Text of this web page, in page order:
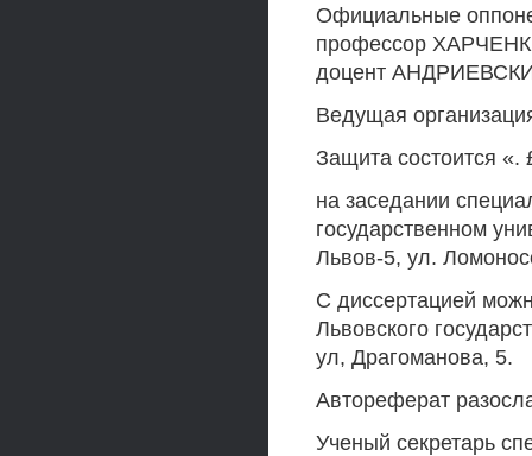
Официальные
профессор
доцент
Ведущая
Защита состоится «.
на заседании
государственном
Львов-5, ул.
С диссертацией
Львовского
ул, Драгоманова, 5.
Автореферат
Ученый секретарь